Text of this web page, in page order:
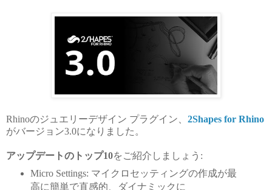
Rhinoのジュエリーデザイン プラグイン、 2Shapes for Rhino
がバージョン3.0になりました。
アップデートのトップ10をご紹介しましょう:
Micro Settings: マイクロセッティングの作成が最
高に簡単で直感的、ダイナミックに